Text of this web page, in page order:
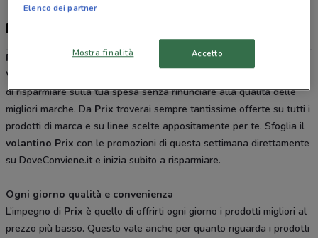
Discount italiano
Prix
è la catena di supermercati discount dislocati in Lombardia,
Veneto, Trentino Alto Adige e Friuli Venezia Giulia che ti permette
di risparmiare sulla tua spesa senza rinunciare alla qualità delle
migliori marche. Da Prix troverai sempre tantissime offerte su tutti i
prodotti di marca e su linee scelte appositamente per te. Sfoglia il
volantino Prix con le promozioni di questa settimana direttamente
su DoveConviene.it e inizia subito a risparmiare.
Ogni giorno qualità e convenienza
L’impegno di Prix è quello di offrirti ogni giorno i prodotti migliori al
prezzo più basso. Questo vale anche per quanto riguarda i prodotti
Elenco dei partner
Mostra finalità Accetto